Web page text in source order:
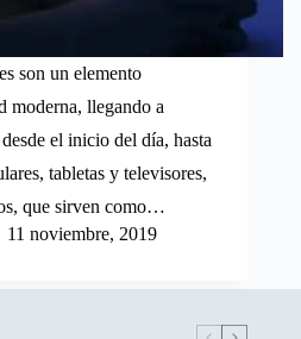
son un elemento
moderna, llegando a
el inicio del día, hasta
tabletas y televisores,
que sirven como…
11 noviembre, 2019